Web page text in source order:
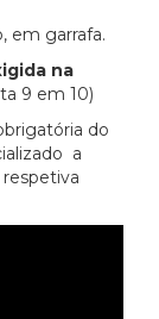
em garrafa.
na
9 em 10)
do
a
respetiva